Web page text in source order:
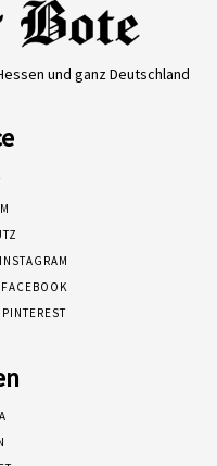
und ganz Deutschland